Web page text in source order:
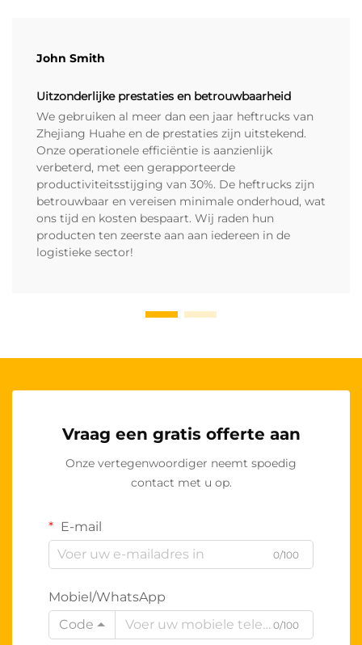
John Smith
Uitzonderlijke prestaties en betrouwbaarheid
We gebruiken al meer dan een jaar heftrucks van
Zhejiang Huahe en de prestaties zijn uitstekend.
Onze operationele efficiëntie is aanzienlijk
verbeterd, met een gerapporteerde
productiviteitsstijging van 30%. De heftrucks zijn
betrouwbaar en vereisen minimale onderhoud, wat
ons tijd en kosten bespaart. Wij raden hun
producten ten zeerste aan aan iedereen in de
logistieke sector!
Vraag een gratis offerte aan
Onze vertegenwoordiger neemt spoedig
contact met u op.
E-mail
0/100
Mobiel/WhatsApp
Code
0/100